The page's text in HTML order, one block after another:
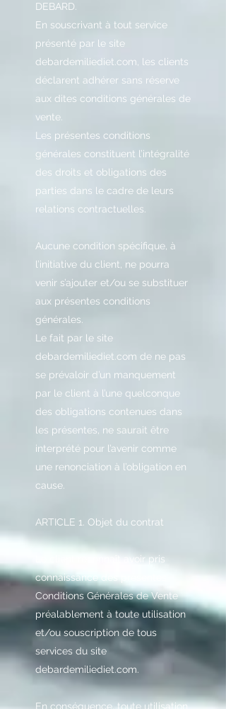
DEBARD.
En souscrivant à tout service
présenté par le site
debardemiliediet.com, les clients
déclarent adhérer sans réserve
aux dites conditions générales de
vente.
Les présentes conditions
générales constituent l’intégralité
des droits et obligations des
parties dans le cadre de leurs
relations contractuelles.
Aucune condition spécifique, à
l’initiative du client, ne pourra
venir s’ajouter et/ou se substituer
aux présentes conditions
générales.
Le fait par le site
debardemiliediet.com de ne pas
se prévaloir d’un manquement
par le client à l’une quelconque
des obligations contenues dans
les présentes, ne saurait être
interprété pour l’avenir comme
une renonciation à l’obligation en
cause.
ARTICLE 1. Objet du contrat
Le client reconnaît avoir pris
connaissance des présentes
Conditions Générales de Vente
préalablement à toute utilisation
et/ou souscription de tous
services du site
debardemiliediet.com.
En conséquence, toute utilisation